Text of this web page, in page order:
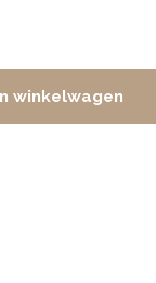
winkelwagen